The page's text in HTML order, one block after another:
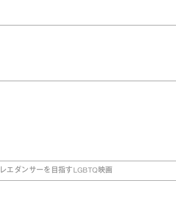
エダンサーを目指すLGBTQ映画